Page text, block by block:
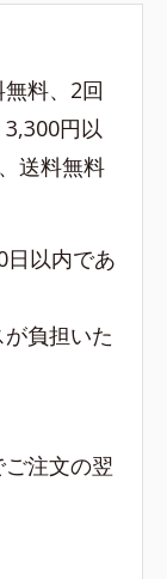
料、2回
円以
送料無料
日以内であ
負担いた
注文の翌